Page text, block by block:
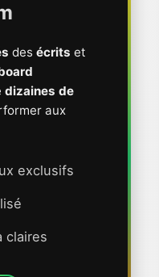
des écrits et
dizaines de
aux
exclusifs
claires